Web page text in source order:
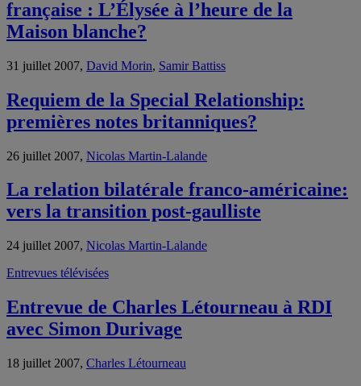
française : L’Élysée à l’heure de la
Maison blanche?
31 juillet 2007, David Morin, Samir Battiss
Requiem de la Special Relationship:
premières notes britanniques?
26 juillet 2007, Nicolas Martin-Lalande
La relation bilatérale franco-américaine:
vers la transition post-gaulliste
24 juillet 2007, Nicolas Martin-Lalande
Entrevues télévisées
Entrevue de Charles Létourneau à RDI
avec Simon Durivage
18 juillet 2007, Charles Létourneau